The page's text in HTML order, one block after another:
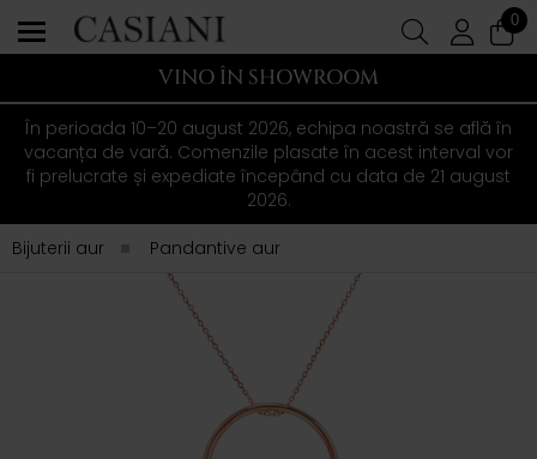
0
VINO ÎN SHOWROOM
În perioada 10–20 august 2026, echipa noastră se află în
vacanța de vară. Comenzile plasate în acest interval vor
fi prelucrate și expediate începând cu data de 21 august
2026.
Bijuterii aur
Pandantive aur